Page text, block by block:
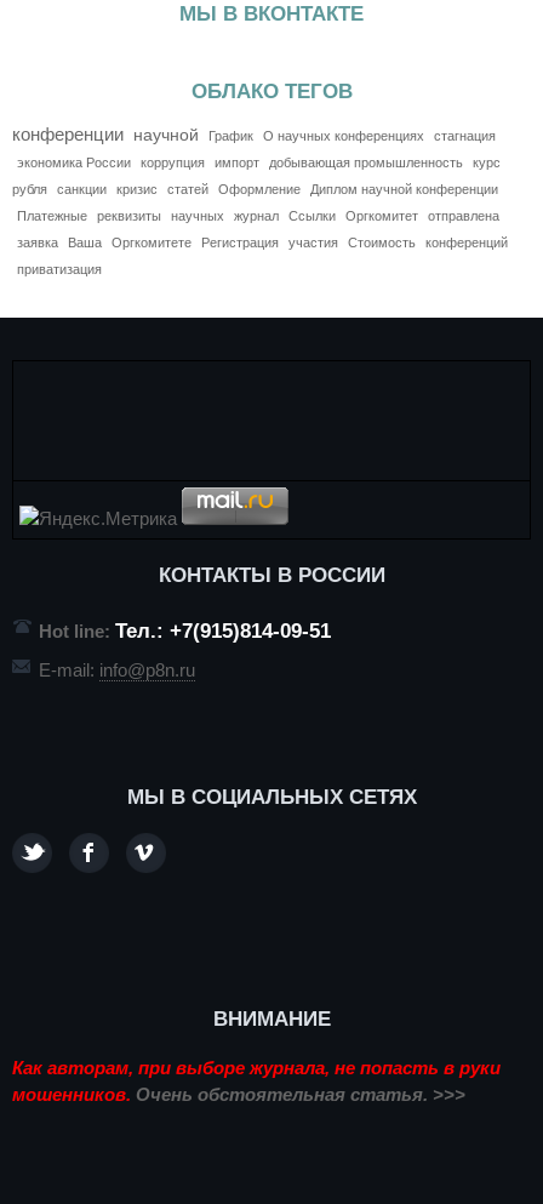
МЫ В ВКОНТАКТЕ
ОБЛАКО ТЕГОВ
конференции научной График О научных конференциях
стагнация
экономика России
коррупция импорт добывающая промышленность
курс
рубля
санкции кризис статей Оформление
Диплом научной конференции
Платежные
реквизиты научных журнал Ссылки Оргкомитет
отправлена
заявка
Ваша Оргкомитете Регистрация участия Стоимость
конференций
приватизация
КОНТАКТЫ В РОССИИ
Hot line: Тел.: +7(915)814-09-51
E-mail: info@p8n.ru
МЫ В СОЦИАЛЬНЫХ СЕТЯХ
ВНИМАНИЕ
Как авторам, при выборе журнала, не попасть в руки
мошенников. Очень обстоятельная статья. >>>